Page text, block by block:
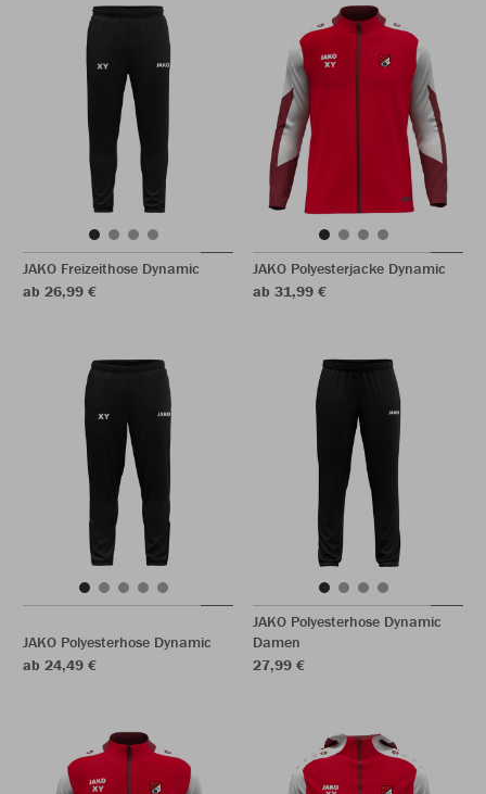
JAKO Freizeithose Dynamic
ab 26,99 €
JAKO Polyesterjacke Dynamic
ab 31,99 €
JAKO Polyesterhose Dynamic
ab 24,49 €
JAKO Polyesterhose Dynamic
Damen
27,99 €